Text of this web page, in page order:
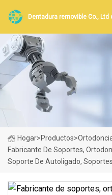
Dentadura removible Co., Ltd
Hogar>Productos>
Fabricante De Soportes,
Soporte De Autoligado,